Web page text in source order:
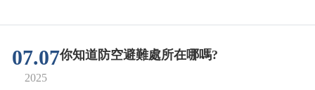
07.07
2025
你知道防空避難處所在哪嗎?